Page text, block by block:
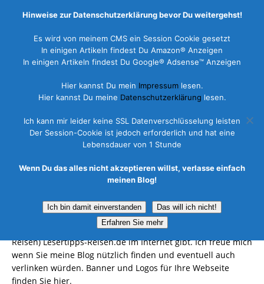
Lesertipps-Reisen Banner für Ihre
Webseite
29. Mai 2015 Marco
Lesertipps-reisen.de bietet Ihnen hier eine große Vielfalt an
Besucher meines Blogs. Bitte hinterlassen Sie Ihre Meinung
zu den Reisezielen, geben Sie anderen Tipps für Ihre Reise
und sagen Sie Ihren Freunden und Bekannten das es (LT
Reisen) Lesertipps-Reisen.de im Internet gibt. Ich freue mich
wenn Sie meine Blog nützlich finden und eventuell auch
verlinken würden. Banner und Logos für Ihre Webseite
finden Sie hier.
Hinweise zur Datenschutzerklärung bevor Du weitergehst!
Es wird von meinem CMS ein Session Cookie gesetzt
In einigen Artikeln findest Du Amazon® Anzeigen
In einigen Artikeln findest Du Google® Adsense™ Anzeigen
Hier kannst Du mein Impressumlesen.
Hier kannst Du meine Datenschutzerklärung lesen.
Ich kann mir leider keine SSL Datenverschlüsselung leisten
Der Session-Cookie ist jedoch erforderlich und hat eine
Lebensdauer von 1 Stunde
Wenn Du das alles nicht akzeptieren willst, verlasse einfach
meinen Blog!
Ich bin damit einverstanden
Das will ich nicht!
Erfahren Sie mehr